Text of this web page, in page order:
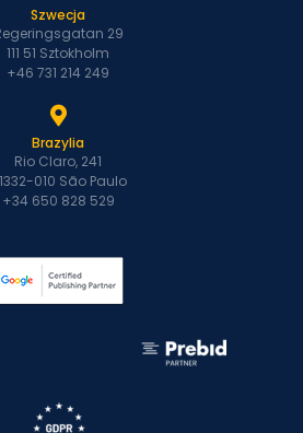
Szwecja
29
111 51 Sztokholm
+46 731 214 249
Brazylia
Rio Claro, 241
010 São Paulo
+34 650 828 529